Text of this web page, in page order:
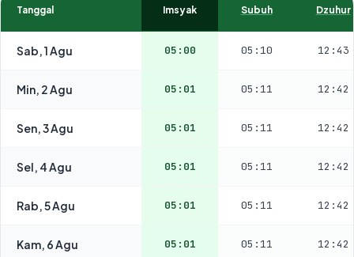
Tanggal Imsyak Subuh Dzuhur
Sab, 1 Agu 05:00 05:10 12:43
Min, 2 Agu 05:01 05:11 12:42
Sen, 3 Agu 05:01 05:11 12:42
Sel, 4 Agu 05:01 05:11 12:42
Rab, 5 Agu 05:01 05:11 12:42
Kam, 6 Agu 05:01 05:11 12:42